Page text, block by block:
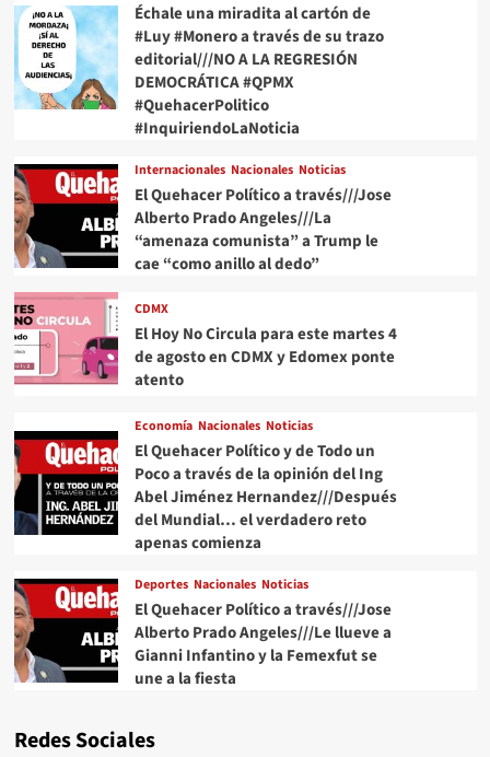
Échale una miradita al cartón de
#Luy #Monero a través de su trazo
editorial///NO A LA REGRESIÓN
DEMOCRÁTICA #QPMX
#QuehacerPolitico
#InquiriendoLaNoticia
Internacionales Nacionales Noticias
El Quehacer Político a través///Jose
Alberto Prado Angeles///La
“amenaza comunista” a Trump le
cae “como anillo al dedo”
CDMX
El Hoy No Circula para este martes 4
de agosto en CDMX y Edomex ponte
atento
Economía Nacionales Noticias
El Quehacer Político y de Todo un
Poco a través de la opinión del Ing
Abel Jiménez Hernandez///Después
del Mundial… el verdadero reto
apenas comienza
Deportes Nacionales Noticias
El Quehacer Político a través///Jose
Alberto Prado Angeles///Le llueve a
Gianni Infantino y la Femexfut se
une a la fiesta
Redes Sociales